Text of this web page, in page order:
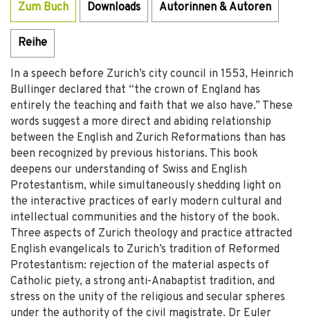
Zum Buch Downloads Autorinnen & Autoren
Reihe
In a speech before Zurich’s city council in 1553, Heinrich
Bullinger declared that “the crown of England has
entirely the teaching and faith that we also have.” These
words suggest a more direct and abiding relationship
between the English and Zurich Reformations than has
been recognized by previous historians. This book
deepens our understanding of Swiss and English
Protestantism, while simultaneously shedding light on
the interactive practices of early modern cultural and
intellectual communities and the history of the book.
Three aspects of Zurich theology and practice attracted
English evangelicals to Zurich’s tradition of Reformed
Protestantism: rejection of the material aspects of
Catholic piety, a strong anti-Anabaptist tradition, and
stress on the unity of the religious and secular spheres
under the authority of the civil magistrate. Dr Euler